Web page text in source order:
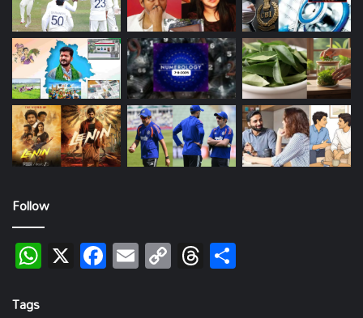
Follow
WhatsApp
X Facebook
EmailCopy
Link
Threads
Tags